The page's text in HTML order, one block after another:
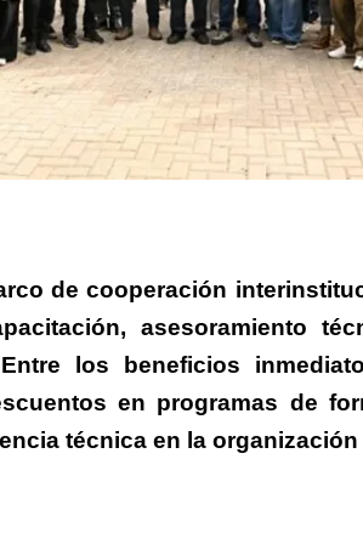
de cooperación
asesoramiento
los beneficios
en programas de
técnica en la